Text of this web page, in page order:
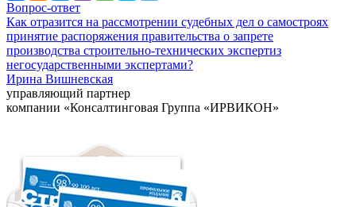
Вопрос-ответ
Как отразится на рассмотрении судебных дел о самостроях
принятие распоряжения правительства о запрете
производства строительно-технических экспертиз
негосударственными экспертами?
Ирина Вишневская
управляющий партнер
компании «Консалтинговая Группа «ИРВИКОН»